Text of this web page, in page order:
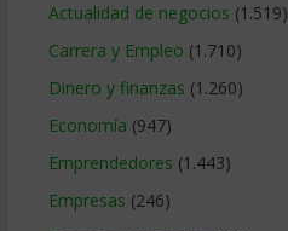
Actualidad de negocios (1.519)
Carrera y Empleo (1.710)
Dinero y finanzas (1.260)
Economía (947)
Emprendedores (1.443)
Empresas (246)